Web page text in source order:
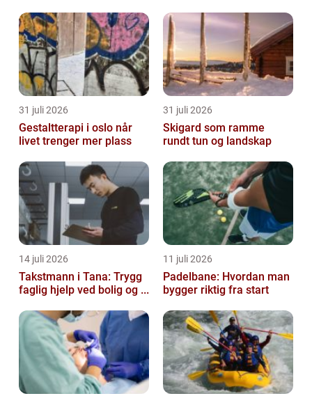
31 juli 2026
Gestaltterapi i oslo når
livet trenger mer plass
31 juli 2026
Skigard som ramme
rundt tun og landskap
14 juli 2026
Takstmann i Tana: Trygg
faglig hjelp ved bolig og ...
11 juli 2026
Padelbane: Hvordan man
bygger riktig fra start